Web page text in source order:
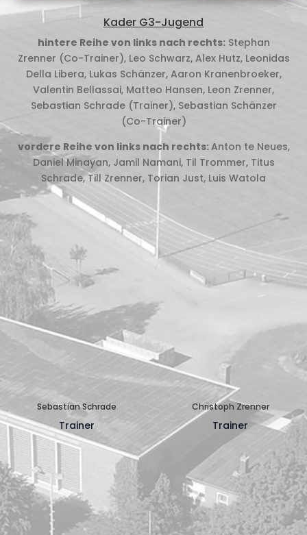
Kader G3-Jugend
hintere Reihe von links nach rechts:Stephan
Zrenner (Co-Trainer), Leo Schwarz, Alex Hutz, Leonidas
Della Libera, Lukas Schänzer, Aaron Kranenbroeker,
Valentin Bellassai, Matteo Hansen, Leon Zrenner,
Sebastian Schrade (Trainer), Sebastian Schänzer
(Co-Trainer)
vordere Reihe von links nach rechts:Anton te Neues,
Daniel Minayan, Jamil Namani, Til Trommer, Titus
Schrade, Till Zrenner, Torian Just, Luis Watola
Sebastian Schrade
Trainer
Christoph Zrenner
Trainer